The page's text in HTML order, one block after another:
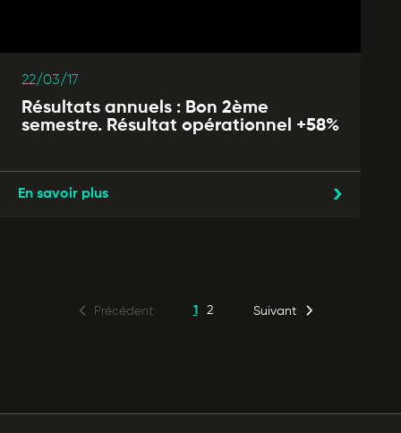
22/03/17
Résultats annuels : Bon 2ème
semestre. Résultat opérationnel +58%
En savoir plus
Précédent 1 2 Suivant